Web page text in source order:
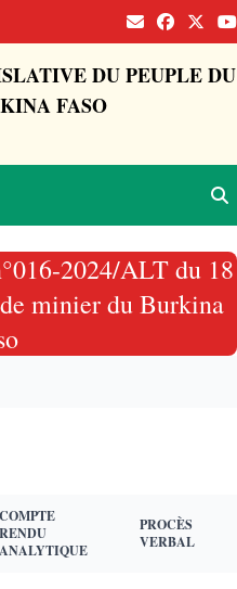
DU PEUPLE DU
FASO
2024/ALT du 18
minier du Burkina
COMPTE
RENDU
ANALYTIQUE
PROCÈS
VERBAL